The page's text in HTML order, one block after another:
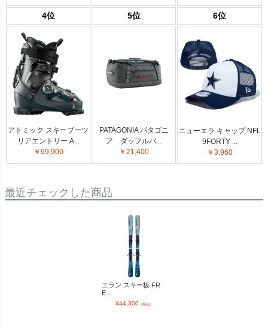
4位 5位 6位
アトミック スキーブーツ
リアエントリー A...
￥99,900
PATAGONIA パタゴニ
ア ダッフルバ...
￥21,400
ニューエラ キャップ NFL
9FORTY ...
￥3,960
最近チェックした商品
エラン スキー板 FR
E...
¥44,300（税込）